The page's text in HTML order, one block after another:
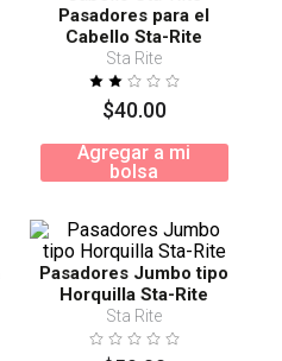
Pasadores para el
Cabello Sta-Rite
Sta Rite
$40.00
Agregar a mi
bolsa
Pasadores Jumbo tipo
Horquilla Sta-Rite
Sta Rite